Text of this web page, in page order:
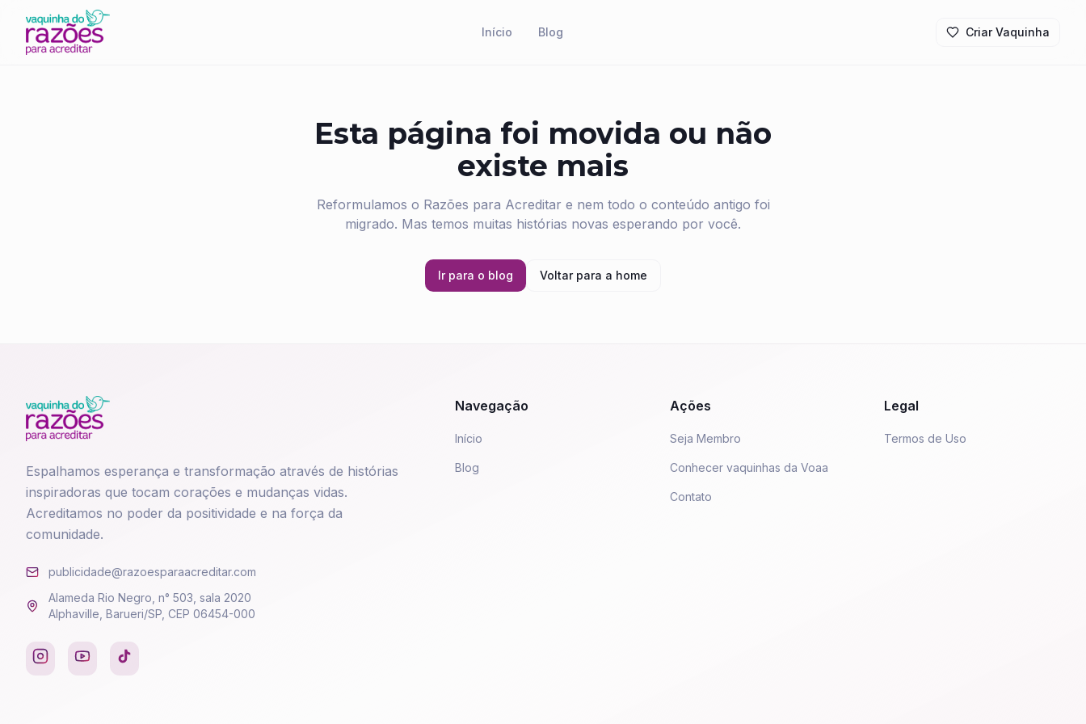
Início Blog Criar Vaquinha
Esta página foi movida ou não
existe mais
Reformulamos o Razões para Acreditar e nem todo o conteúdo antigo foi
migrado. Mas temos muitas histórias novas esperando por você.
Ir para o blog Voltar para a home
Espalhamos esperança e transformação através de histórias
inspiradoras que tocam corações e mudanças vidas.
Acreditamos no poder da positividade e na força da
comunidade.
publicidade@razoesparaacreditar.com
Alameda Rio Negro, n° 503, sala 2020
Alphaville, Barueri/SP, CEP 06454-000
Navegação
Início
Blog
Ações
Seja Membro
Conhecer vaquinhas da Voaa
Contato
Legal
Termos de Uso